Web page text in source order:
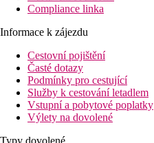
Compliance linka
Informace k zájezdu
Cestovní pojištění
Časté dotazy
Podmínky pro cestující
Služby k cestování letadlem
Vstupní a pobytové poplatky
Výlety na dovolené
Typy dovolené